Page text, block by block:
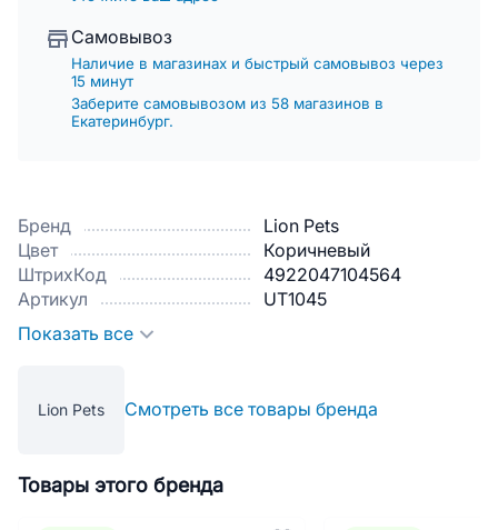
Бренд
Lion Pets
Цвет
Коричневый
ШтрихКод
4922047104564
Артикул
UT1045
Показать все
Lion Pets Смотреть все товары бренда
Самовывоз
Наличие в магазинах и быстрый самовывоз через
15 минут
Заберите самовывозом из 58 магазинов в
Екатеринбург.
Товары этого бренда